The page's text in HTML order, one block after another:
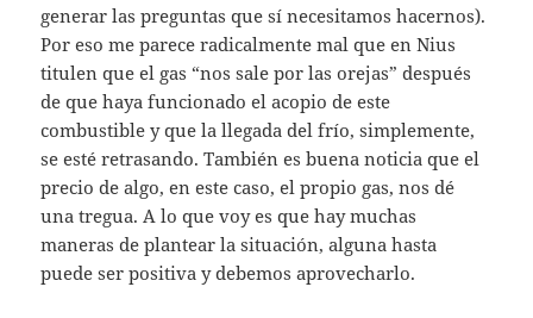
generar las preguntas que sí necesitamos hacernos).
Por eso me parece radicalmente mal que en Nius
titulen que el gas “nos sale por las orejas” después
de que haya funcionado el acopio de este
combustible y que la llegada del frío, simplemente,
se esté retrasando. También es buena noticia que el
precio de algo, en este caso, el propio gas, nos dé
una tregua. A lo que voy es que hay muchas
maneras de plantear la situación, alguna hasta
puede ser positiva y debemos aprovecharlo.